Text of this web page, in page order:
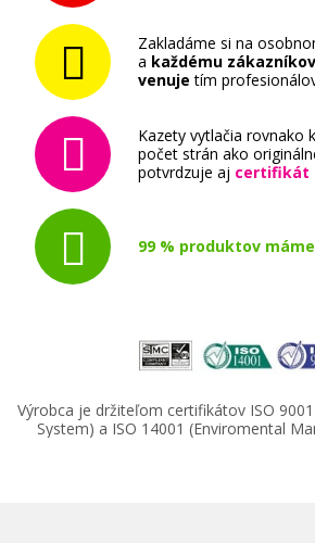
Zakladáme si na
a každému
venuje tím
Kazety vytlačia rovnako
počet strán ako
potvrdzuje aj certifikát
99 % produktov máme
Výrobca je držiteľom certifikátov ISO
System) a ISO 14001 (Enviromental